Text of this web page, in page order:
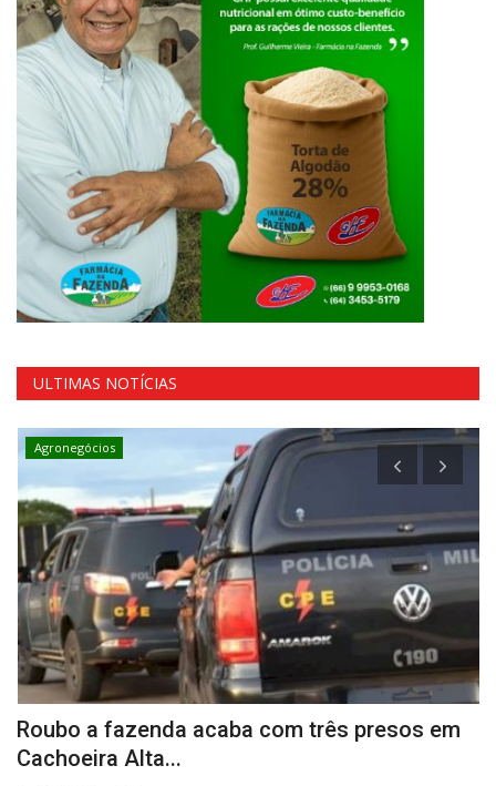
ULTIMAS NOTÍCIAS
Agronegócios
Roubo a fazenda acaba com três presos em
Cachoeira Alta...